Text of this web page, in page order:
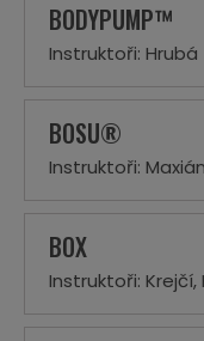
BODYPUMP™
Instruktoři: Hrubá
BOSU®
Instruktoři:
BOX
Instruktoři: Krejčí,